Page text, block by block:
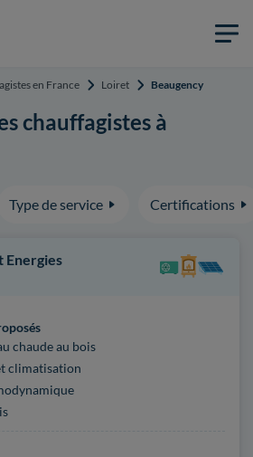
en France Loiret Beaugency
chauffagistes à
Type de service Certifications
Energies
chaude au bois
climatisation